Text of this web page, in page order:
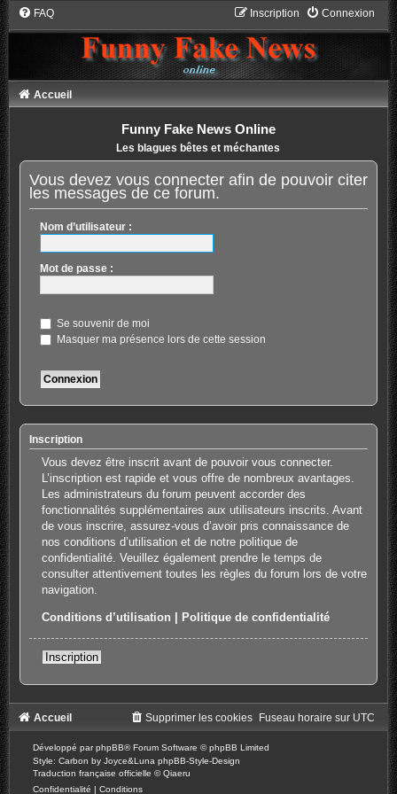
FAQ Connexion
Inscription
Accueil
Funny Fake News Online
Les blagues bêtes et méchantes
Vous devez vous connecter afin de pouvoir citer
les messages de ce forum.
Nom d’utilisateur :
Mot de passe :
Se souvenir de moi
Masquer ma présence lors de cette session
Inscription
Vous devez être inscrit avant de pouvoir vous connecter.
L’inscription est rapide et vous offre de nombreux avantages.
Les administrateurs du forum peuvent accorder des
fonctionnalités supplémentaires aux utilisateurs inscrits. Avant
de vous inscrire, assurez-vous d’avoir pris connaissance de
nos conditions d’utilisation et de notre politique de
confidentialité. Veuillez également prendre le temps de
consulter attentivement toutes les règles du forum lors de votre
navigation.
Conditions d’utilisation Politique de confidentialité
Inscription
Accueil Fuseau horaire sur UTC
Supprimer les cookies
Développé parphpBB® Forum Software © phpBB Limited
Style: Carbon by Joyce&Luna phpBB-Style-Design
Traduction française officielle ©Qiaeru
Confidentialité | Conditions